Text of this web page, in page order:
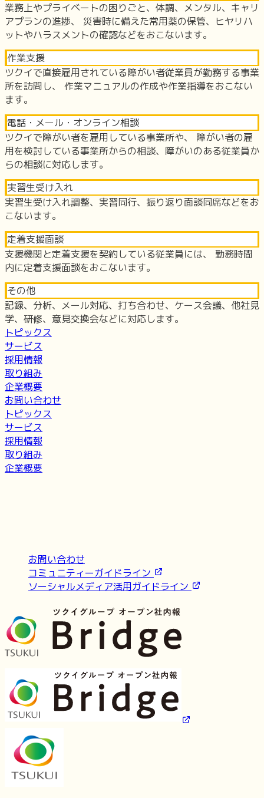
業務上やプライベートの困りごと、体調、メンタル、キャリ
アプランの進捗、 災害時に備えた常用薬の保管、ヒヤリハ
ットやハラスメントの確認などをおこないます。
作業支援
ツクイで直接雇用されている障がい者従業員が勤務する事業
所を訪問し、 作業マニュアルの作成や作業指導をおこない
ます。
電話・メール・オンライン相談
ツクイで障がい者を雇用している事業所や、 障がい者の雇
用を検討している事業所からの相談、障がいのある従業員か
らの相談に対応します。
実習生受け入れ
実習生受け入れ調整、実習同行、振り返り面談同席などをお
こないます。
定着支援面談
支援機関と定着支援を契約している従業員には、 勤務時間
内に定着支援面談をおこないます。
その他
記録、分析、メール対応、打ち合わせ、ケース会議、他社見
学、研修、意見交換会などに対応します。
トピックス
サービス
採用情報
取り組み
企業概要
お問い合わせ
トピックス
サービス
採用情報
取り組み
企業概要
お問い合わせ
コミュニティーガイドライン
ソーシャルメディア活用ガイドライン